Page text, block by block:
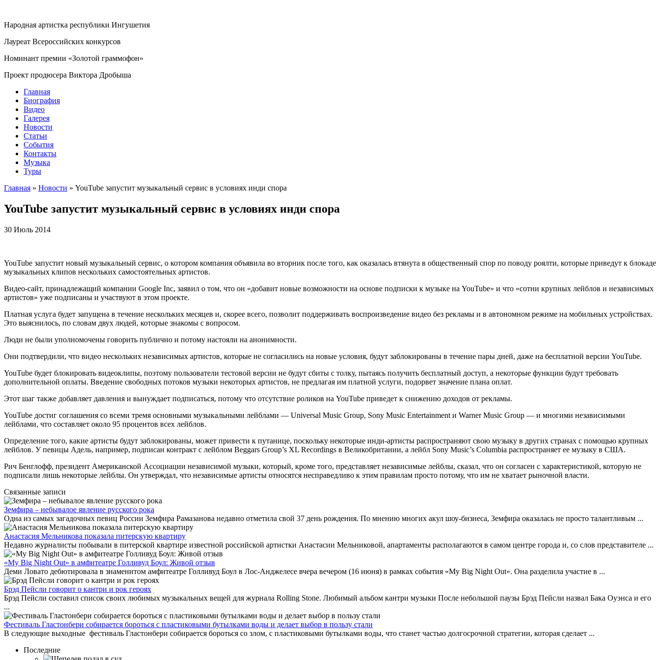
Народная артистка республики Ингушетия
Лауреат Всероссийских конкурсов
Номинант премии «Золотой граммофон»
Проект продюсера Виктора Дробыша
Главная
Биография
Видео
Галерея
Новости
Статьи
События
Контакты
Музыка
Туры
Главная » Новости » YouTube запустит музыкальный сервис в условиях инди спора
YouTube запустит музыкальный сервис в условиях инди спора
30 Июль 2014
YouTube запустит новый музыкальный сервис, о котором компания объявила во вторник после того, как оказалась втянута в общественный спор по поводу роялти, которые приведут к блокаде
музыкальных клипов нескольких самостоятельных артистов.
Видео-сайт, принадлежащий компании Google Inc, заявил о том, что он «добавит новые возможности на основе подписки к музыке на YouTube» и что «сотни крупных лейблов и независимых
артистов» уже подписаны и участвуют в этом проекте.
Платная услуга будет запущена в течение нескольких месяцев и, скорее всего, позволит поддерживать воспроизведение видео без рекламы и в автономном режиме на мобильных устройствах.
Это выяснилось, по словам двух людей, которые знакомы с вопросом.
Люди не были уполномочены говорить публично и потому настояли на анонимности.
Они подтвердили, что видео нескольких независимых артистов, которые не согласились на новые условия, будут заблокированы в течение пары дней, даже на бесплатной версии YouTube.
YouTube будет блокировать видеоклипы, поэтому пользователи тестовой версии не будут сбиты с толку, пытаясь получить бесплатный доступ, а некоторые функции будут требовать
дополнительной оплаты. Введение свободных потоков музыки некоторых артистов, не предлагая им платной услуги, подорвет значение плана оплат.
Этот шаг также добавляет давления и вынуждает подписаться, потому что отсутствие роликов на YouTube приведет к снижению доходов от рекламы.
YouTube достиг соглашения со всеми тремя основными музыкальными лейблами — Universal Music Group, Sony Music Entertainment и Warner Music Group — и многими независимыми
лейблами, что составляет около 95 процентов всех лейблов.
Определение того, какие артисты будут заблокированы, может привести к путанице, поскольку некоторые инди-артисты распространяют свою музыку в других странах с помощью крупных
лейблов. У певицы Адель, например, подписан контракт с лейблом Beggars Group’s XL Recordings в Великобритании, а лейбл Sony Music’s Columbia распространяет ее музыку в США.
Рич Бенглофф, президент Американской Ассоциации независимой музыки, который, кроме того, представляет независимые лейблы, сказал, что он согласен с характеристикой, которую не
подписали лишь некоторые лейблы. Он утверждал, что независимые артисты относятся несправедливо к этим правилам просто потому, что им не хватает рыночной власти.
Связанные записи
Земфира – небывалое явление русского рока
Одна из самых загадочных певиц России Земфира Рамазанова недавно отметила свой 37 день рождения. По мнению многих акул шоу-бизнеса, Земфира оказалась не просто талантливым ...
Анастасия Мельникова показала питерскую квартиру
Недавно журналисты побывали в питерской квартире известной российской артистки Анастасии Мельниковой, апартаменты располагаются в самом центре города и, со слов представителе ...
«My Big Night Out» в амфитеатре Голливуд Боул: Живой отзыв
Деми Ловато дебютировала в знаменитом амфитеатре Голливуд Боул в Лос-Анджелесе вчера вечером (16 июня) в рамках события «My Big Night Out». Она разделила участие в ...
Брэд Пейсли говорит о кантри и рок героях
Брэд Пейсли составил список своих любимых музыкальных вещей для журнала Rolling Stone. Любимый альбом кантри музыки После небольшой паузы Брэд Пейсли назвал Бака Оуэнса и его
...
Фестиваль Гластонбери собирается бороться с пластиковыми бутылками воды и делает выбор в пользу стали
В следующие выходные фестиваль Гластонбери собирается бороться со злом, с пластиковыми бутылками воды, что станет частью долгосрочной стратегии, которая сделает ...
Последние